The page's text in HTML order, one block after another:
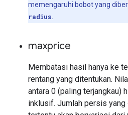
memengaruhi bobot yang
radius
maxprice
Membatasi hasil hanya ke
rentang yang ditentukan.
antara 0 (paling terjangkau)
inklusif. Jumlah persis yang